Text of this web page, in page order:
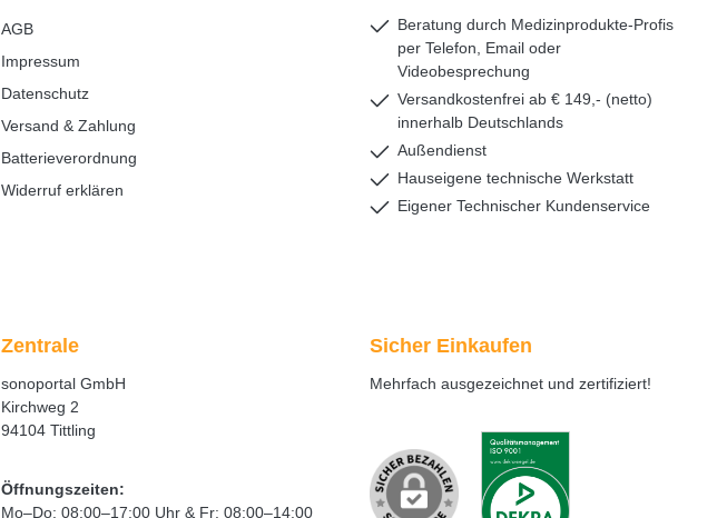
Beratung durch Medizinprodukte-Profis
per Telefon, Email oder
Videobesprechung
Versandkostenfrei ab € 149,- (netto)
innerhalb Deutschlands
Außendienst
Hauseigene technische Werkstatt
Eigener Technischer Kundenservice
Zentrale
sonoportal GmbH
Kirchweg 2
94104 Tittling
Öffnungszeiten:
Mo–Do: 08:00–17:00 Uhr & Fr: 08:00–14:00
Sicher Einkaufen
Mehrfach ausgezeichnet und zertifiziert!
AGB
Impressum
Datenschutz
Versand & Zahlung
Batterieverordnung
Widerruf erklären